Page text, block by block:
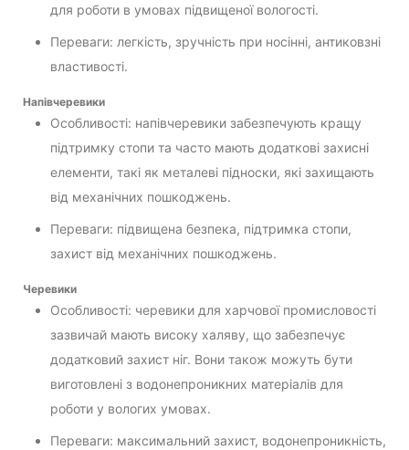
для роботи в умовах підвищеної вологості.
Переваги: легкість, зручність при носінні, антиковзні
властивості.
Напівчеревики
Особливості: напівчеревики забезпечують кращу
підтримку стопи та часто мають додаткові захисні
елементи, такі як металеві підноски, які захищають
від механічних пошкоджень.
Переваги: підвищена безпека, підтримка стопи,
захист від механічних пошкоджень.
Черевики
Особливості: черевики для харчової промисловості
зазвичай мають високу халяву, що забезпечує
додатковий захист ніг. Вони також можуть бути
виготовлені з водонепроникних матеріалів для
роботи у вологих умовах.
Переваги: максимальний захист, водонепроникність,